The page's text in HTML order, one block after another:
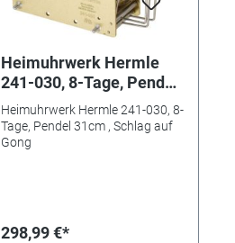
Heimuhrwerk Hermle
241-030, 8-Tage, Pendel
31cm , Schlag auf Gong
Heimuhrwerk Hermle 241-030, 8-
Tage, Pendel 31cm , Schlag auf
Gong
298,99 €*